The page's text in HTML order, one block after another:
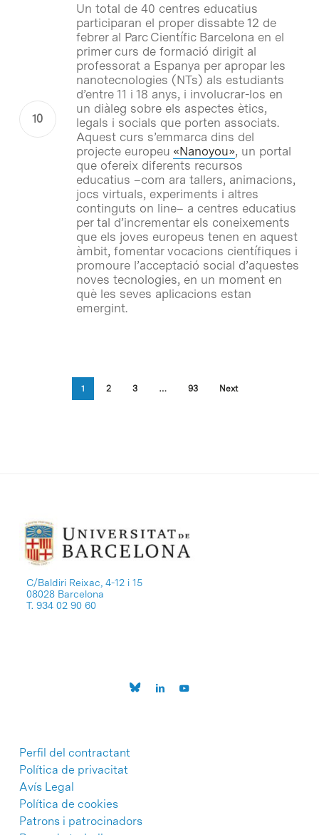
Un total de 40 centres educatius
participaran el proper dissabte 12 de
febrer al Parc Científic Barcelona en el
primer curs de formació dirigit al
professorat a Espanya per apropar les
nanotecnologies (NTs) als estudiants
d’entre 11 i 18 anys, i involucrar-los en
un diàleg sobre els aspectes ètics,
legals i socials que porten associats.
Aquest curs s’emmarca dins del
projecte europeu «Nanoyou», un portal
que ofereix diferents recursos
educatius –com ara tallers, animacions,
jocs virtuals, experiments i altres
continguts on line– a centres educatius
per tal d’incrementar els coneixements
que els joves europeus tenen en aquest
àmbit, fomentar vocacions científiques i
promoure l’acceptació social d’aquestes
noves tecnologies, en un moment en
què les seves aplicacions estan
emergint.
1 2 3 … 93 Next
C/Baldiri Reixac, 4-12 i 15
08028 Barcelona
T. 934 02 90 60
Perfil del contractant
Política de privacitat
Avís Legal
Política de cookies
Patrons i patrocinadors